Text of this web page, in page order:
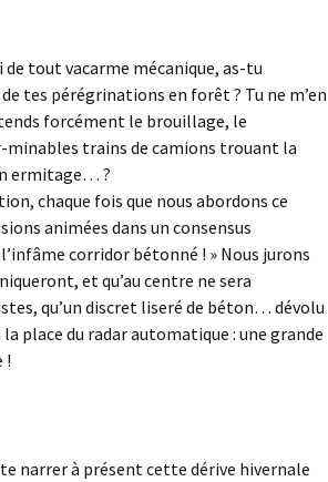
tout vacarme mécanique, as-tu
tes pérégrinations en forêt ? Tu ne m’en
forcément le brouillage, le
trains de camions trouant la
ermitage… ?
chaque fois que nous abordons ce
animées dans un consensus
corridor bétonné ! » Nous jurons
et qu’au centre ne sera
qu’un discret liseré de béton… dévolu
place du radar automatique : une grande
!
narrer à présent cette dérive hivernale